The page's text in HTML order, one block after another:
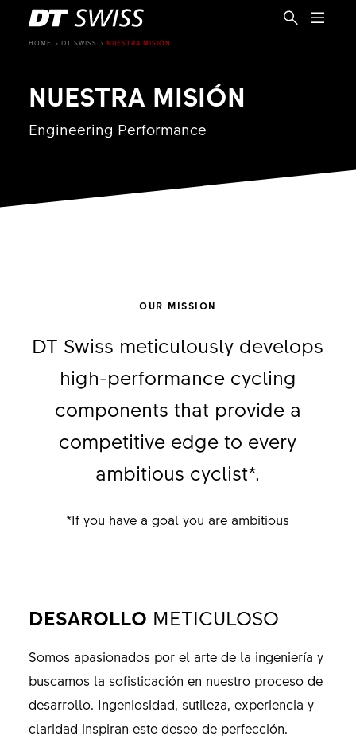
HOME DT SWISS NUESTRA MISIÓN
NUESTRA MISIÓN
Engineering Performance
OUR MISSION
DT Swiss meticulously develops
high-performance cycling
components that provide a
competitive edge to every
ambitious cyclist*.
*If you have a goal you are ambitious
DESAROLLO METICULOSO
Somos apasionados por el arte de la ingeniería y
buscamos la sofisticación en nuestro proceso de
desarrollo. Ingeniosidad, sutileza, experiencia y
claridad inspiran este deseo de perfección.